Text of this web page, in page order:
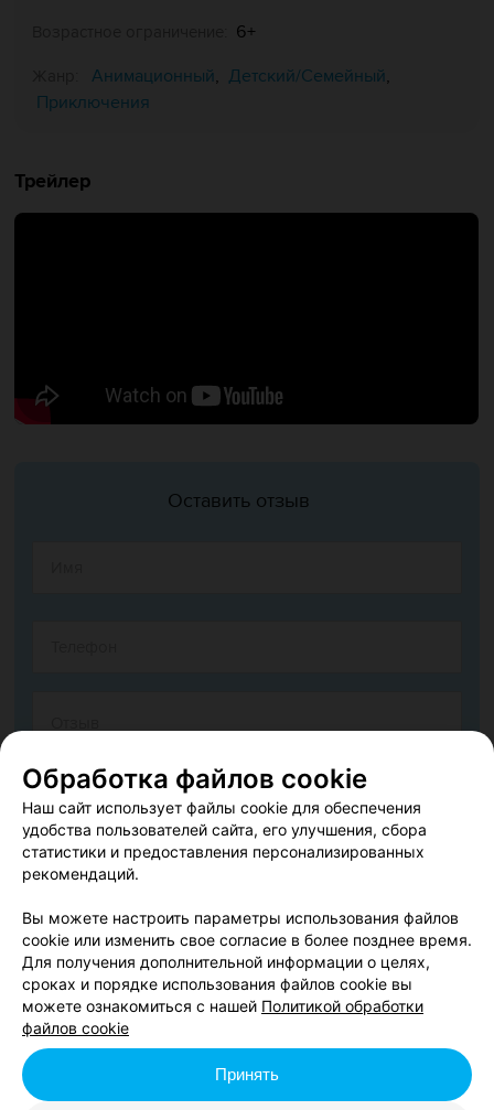
6+
Анимационный, Детский/Семейный,
Приключения
Трейлер
Оставить отзыв
Согласен опубликовать отзыв. Подробнее об
прав
Добавить отзыв
Нажимая кнопку «Добавить отзыв», вы принимаете
Пользовательского соглашения
Обработка файлов cookie
Наш сайт использует файлы cookie для обеспечения
удобства пользователей сайта, его улучшения, сбора
статистики и предоставления персонализированных
рекомендаций.
Вы можете настроить параметры использования файлов
cookie или изменить свое согласие в более позднее время.
Для получения дополнительной информации о целях,
сроках и порядке использования файлов cookie вы
можете ознакомиться с нашей Политикой обработки
файлов cookie
Принять